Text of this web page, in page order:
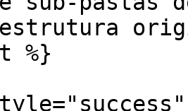
estrutura
%}